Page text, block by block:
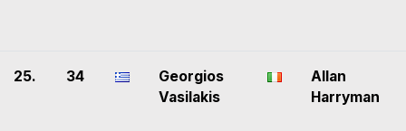
25. 34
Georgios
Vasilakis
Allan
Harryman